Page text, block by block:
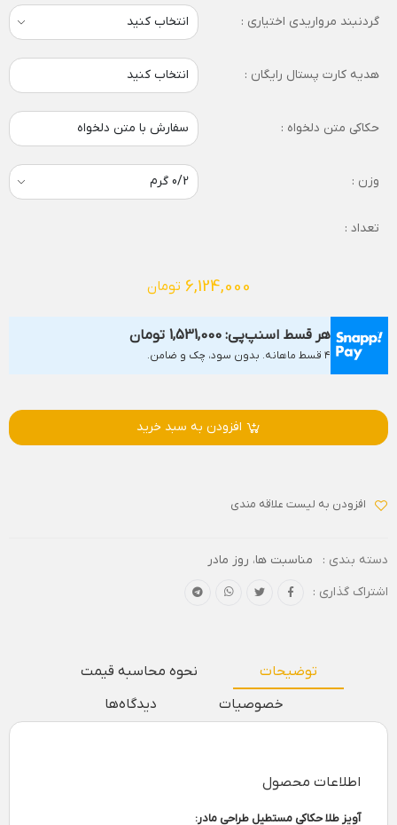
گردنبند مرواریدی اختیاری :
هدیه کارت پستال رایگان : انتخاب کنید
حکاکی متن دلخواه : سفارش با متن دلخواه
وزن :
تعداد :
6,124,000 تومان
هر قسط اسنپ‌پی: 1,531,000 تومان
۴ قسط ماهانه. بدون سود، چک و ضامن.
افزودن به سبد خرید
افزودن به لیست علاقه مندی
دسته بندی : مناسبت ها، روز مادر
اشتراک گذاری :
توضیحات
نحوه محاسبه قیمت
خصوصیات
دیدگاه‌ها
اطلاعات محصول
آویز طلا حکاکی مستطیل طراحی مادر: